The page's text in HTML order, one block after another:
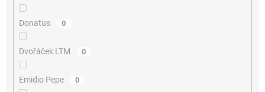
Donatus 0
Dvořáček LTM 0
Emidio Pepe 0